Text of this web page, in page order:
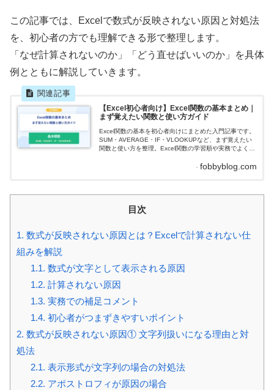
この記事では、Excelで数式が反映されない原因と対処法
を、初心者の方でも理解できる形で整理します。
「なぜ計算されないのか」「どう直せばいいのか」を具体
例とともに解説していきます。
【Excel初心者向け】Excel関数の基本まとめ｜
まず覚えたい関数と使い方ガイド
Excel関数の基本を初心者向けにまとめた入門記事です。
SUM・AVERAGE・IF・VLOOKUPなど、まず覚えたい
関数と使い方を整理。Excel関数の学習順や実務でよく使
fobbyblog.com
目次
1. 数式が反映されない原因とは？Excelで計算されない仕
組みを解説
1.1. 数式が文字として表示される原因
1.2. 計算されない原因
1.3. 実務での補足コメント
1.4. 初心者がつまずきやすいポイント
2. 数式が反映されない原因① 文字列扱いになる理由と対
処法
2.1. 表示形式が文字列の場合の対処法
2.2. アポストロフィが原因の場合